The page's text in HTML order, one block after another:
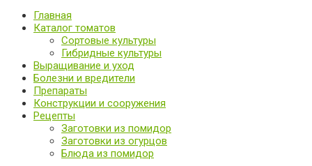
Главная
Каталог томатов
Сортовые культуры
Гибридные культуры
Выращивание и уход
Болезни и вредители
Препараты
Конструкции и сооружения
Рецепты
Заготовки из помидор
Заготовки из огурцов
Блюда из помидор